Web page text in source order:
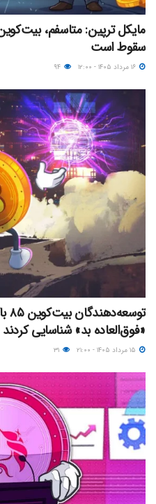
سقوط است
«فوق‌العاده بد» شناسایی کردند